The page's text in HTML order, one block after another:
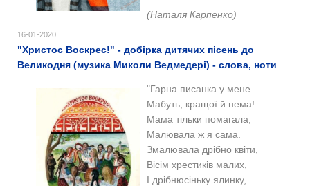
(Наталя Карпенко)
16-01-2020
"Христос Воскрес!" - добірка дитячих пісень до
Великодня (музика Миколи Ведмедері) - слова, ноти
"Гарна писанка у мене —
Мабуть, кращої й нема!
Мама тільки помагала,
Малювала ж я сама.
Змалювала дрібно квіти,
Вісім хрестиків малих,
І дрібнюсіньку ялинку,